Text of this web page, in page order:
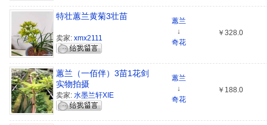
特壮蕙兰黄菊3壮苗
卖家: xmx2111
蕙兰
↓
奇花
￥328.0
蕙兰（一佰伴）3苗1花剑
实物拍摄
卖家: 水墨兰轩XIE
蕙兰
↓
奇花
￥188.0